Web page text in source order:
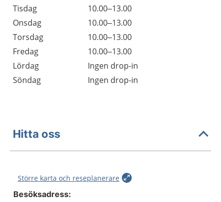
Tisdag
10.00–13.00
Onsdag
10.00–13.00
Torsdag
10.00–13.00
Fredag
10.00–13.00
Lördag
Ingen drop-in
Söndag
Ingen drop-in
Hitta oss
Större karta och reseplanerare
Besöksadress: